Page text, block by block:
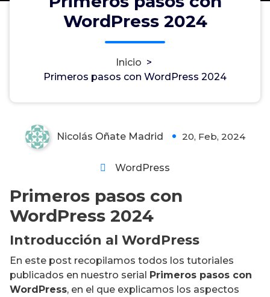
WordPress 2024
Inicio >
Primeros pasos con WordPress 2024
Primeros pasos con WordPress
2024
0
Nicolás Oñate Madrid 20, Feb, 2024
WordPress
Primeros pasos con
WordPress 2024
Introducción al WordPress
En este post recopilamos todos los tutoriales
publicados en nuestro serial
Primeros pasos con
WordPress, en el que explicamos los aspectos